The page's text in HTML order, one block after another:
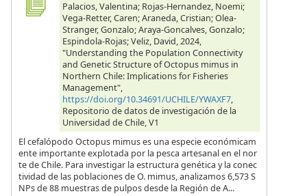
Palacios, Valentina; Rojas-Hernandez, Noemi;
Vega-Retter, Caren; Araneda, Cristian; Olea-
Stranger, Gonzalo; Araya-Goncalves, Gonzalo;
Espindola-Rojas; Veliz, David, 2024,
"Understanding the Population Connectivity
and Genetic Structure of Octopus mimus in
Northern Chile: Implications for Fisheries
Management",
https://doi.org/10.34691/UCHILE/YWAXF7,
Repositorio de datos de investigación de la
Universidad de Chile, V1
El cefalópodo Octopus mimus es una especie económicam
ente importante explotada por la pesca artesanal en el nor
te de Chile. Para investigar la estructura genética y la conec
tividad de las poblaciones de O. mimus, analizamos 6,573 S
NPs de 88 muestras de pulpos desde la Región de A...